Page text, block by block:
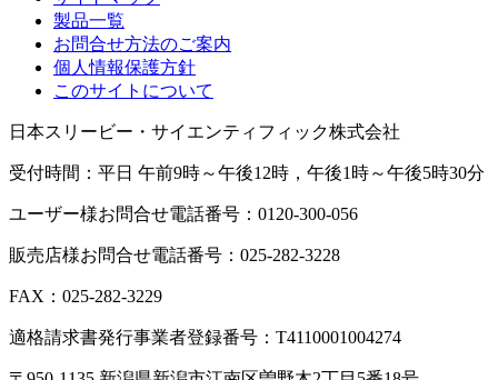
製品一覧
お問合せ方法のご案内
個人情報保護方針
このサイトについて
日本スリービー・サイエンティフィック株式会社
受付時間：平日 午前9時～午後12時，午後1時～午後5時30分
ユーザー様お問合せ電話番号：0120-300-056
販売店様お問合せ電話番号：025-282-3228
FAX：025-282-3229
適格請求書発行事業者登録番号：T4110001004274